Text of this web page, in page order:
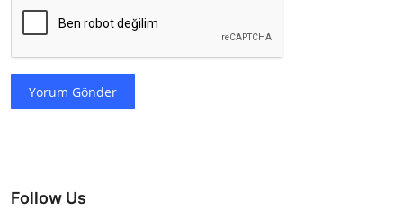
Yorum Gönder
Follow Us